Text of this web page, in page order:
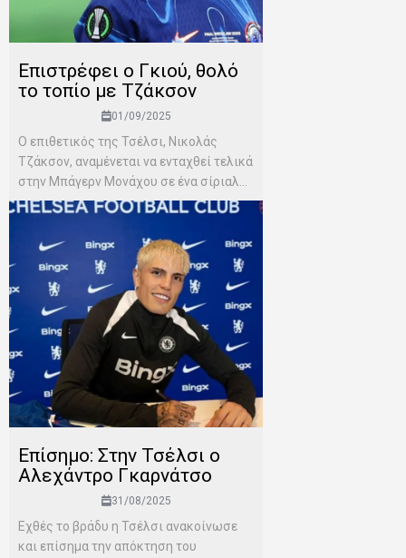
Επιστρέφει ο Γκιού, θολό
το τοπίο με Τζάκσον
01/09/2025
Ο επιθετικός της Τσέλσι, Νικολάς
Τζάκσον, αναμένεται να ενταχθεί τελικά
στην Μπάγερν Μονάχου σε ένα σίριαλ...
Επίσημο: Στην Τσέλσι ο
Αλεχάντρο Γκαρνάτσο
31/08/2025
Εχθές το βράδυ η Τσέλσι ανακοίνωσε
και επίσημα την απόκτηση του